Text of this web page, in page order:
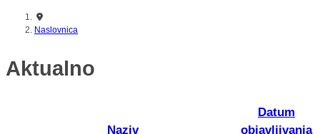
Naslovnica
Aktualno
Naziv
Datum
objavljivanja